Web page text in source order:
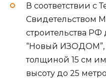
В соответствии с
Свидетельством
строительства
“Новый ИЗОДОМ”,
толщиной 15 см
высоту до 25